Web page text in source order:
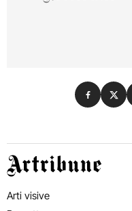
Condividi
Artribune
Arti visive